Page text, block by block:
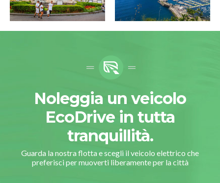
Noleggia un veicolo
EcoDrive in tutta
tranquillità.
Guarda la nostra flotta e scegli il veicolo elettrico che
preferisci per muoverti liberamente per la città